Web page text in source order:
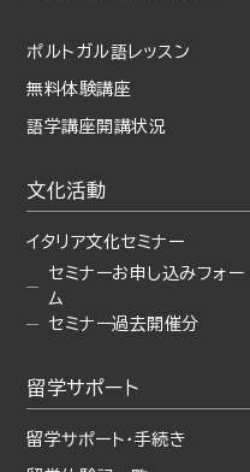
ポルトガル語レッスン
無料体験講座
語学講座開講状況
文化活動
イタリア文化セミナー
セミナーお申し込みフォー
ム
セミナー過去開催分
留学サポート
留学サポート・手続き